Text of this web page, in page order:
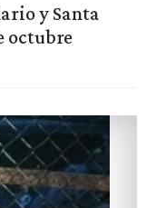
y Santa
octubre